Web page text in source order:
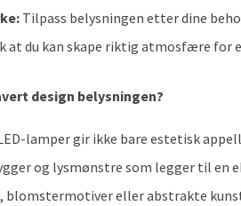
Tilpass belysningen etter dine
at du kan skape riktig atmosfære for
design belysningen?
lamper gir ikke bare estetisk
og lysmønstre som legger til en
blomstermotiver eller abstrakte